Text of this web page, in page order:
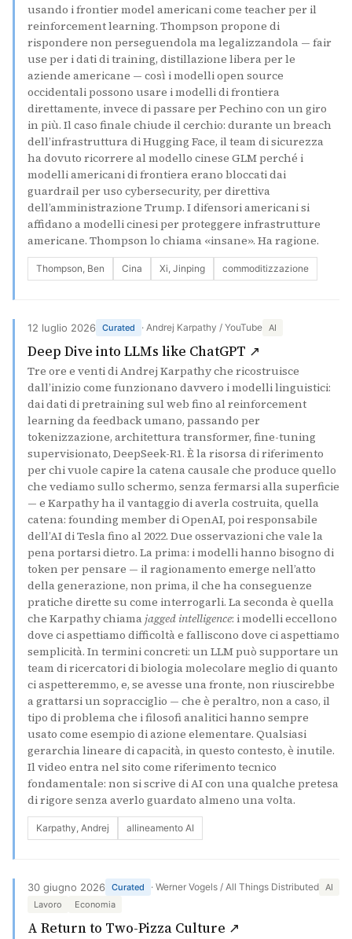
usando i frontier model americani come teacher per il
reinforcement learning. Thompson propone di
rispondere non perseguendola ma legalizzandola — fair
use per i dati di training, distillazione libera per le
aziende americane — così i modelli open source
occidentali possono usare i modelli di frontiera
direttamente, invece di passare per Pechino con un giro
in più. Il caso finale chiude il cerchio: durante un breach
dell’infrastruttura di Hugging Face, il team di sicurezza
ha dovuto ricorrere al modello cinese GLM perché i
modelli americani di frontiera erano bloccati dai
guardrail per uso cybersecurity, per direttiva
dell’amministrazione Trump. I difensori americani si
affidano a modelli cinesi per proteggere infrastrutture
americane. Thompson lo chiama «insane». Ha ragione.
Thompson, Ben Cina Xi, Jinping commoditizzazione
12 luglio 2026 Curated · Andrej Karpathy / YouTube AI
Deep Dive into LLMs like ChatGPT ↗
Tre ore e venti di Andrej Karpathy che ricostruisce
dall’inizio come funzionano davvero i modelli linguistici:
dai dati di pretraining sul web fino al reinforcement
learning da feedback umano, passando per
tokenizzazione, architettura transformer, fine-tuning
supervisionato, DeepSeek-R1. È la risorsa di riferimento
per chi vuole capire la catena causale che produce quello
che vediamo sullo schermo, senza fermarsi alla superficie
— e Karpathy ha il vantaggio di averla costruita, quella
catena: founding member di OpenAI, poi responsabile
dell’AI di Tesla fino al 2022. Due osservazioni che vale la
pena portarsi dietro. La prima: i modelli hanno bisogno di
token per pensare — il ragionamento emerge nell’atto
della generazione, non prima, il che ha conseguenze
pratiche dirette su come interrogarli. La seconda è quella
che Karpathy chiamajagged intelligence: i modelli eccellono
dove ci aspettiamo difficoltà e falliscono dove ci aspettiamo
semplicità. In termini concreti: un LLM può supportare un
team di ricercatori di biologia molecolare meglio di quanto
ci aspetteremmo, e, se avesse una fronte, non riuscirebbe
a grattarsi un sopracciglio — che è peraltro, non a caso, il
tipo di problema che i filosofi analitici hanno sempre
usato come esempio di azione elementare. Qualsiasi
gerarchia lineare di capacità, in questo contesto, è inutile.
Il video entra nel sito come riferimento tecnico
fondamentale: non si scrive di AI con una qualche pretesa
di rigore senza averlo guardato almeno una volta.
Karpathy, Andrej allineamento AI
30 giugno 2026 Curated · Werner Vogels / All Things Distributed AI
Lavoro
Economia
A Return to Two-Pizza Culture ↗